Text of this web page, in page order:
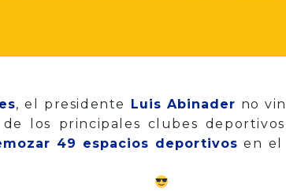
, el presidente Luis Abinader no
los principales clubes
49 espacios deportivos en el